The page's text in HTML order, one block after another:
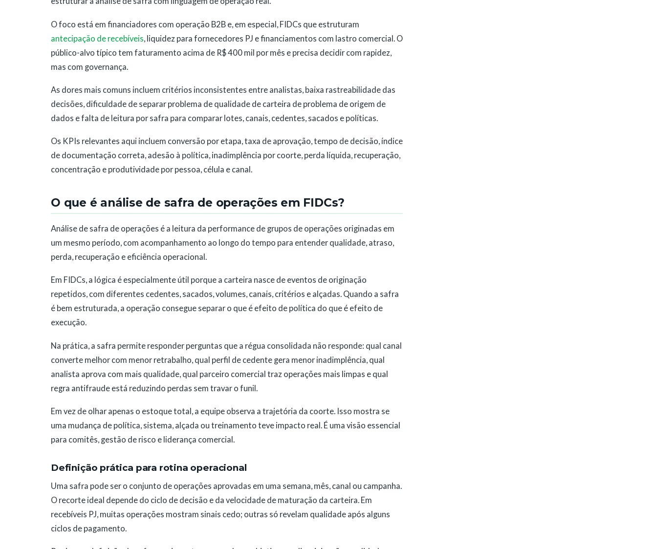
O foco está em financiadores com operação B2B e, em especial, FIDCs que estruturam
antecipação de recebíveis, liquidez para fornecedores PJ e financiamentos com lastro comercial. O
público-alvo típico tem faturamento acima de R$ 400 mil por mês e precisa decidir com rapidez,
mas com governança.
As dores mais comuns incluem critérios inconsistentes entre analistas, baixa rastreabilidade das
decisões, dificuldade de separar problema de qualidade de carteira de problema de origem de
dados e falta de leitura por safra para comparar lotes, canais, cedentes, sacados e políticas.
Os KPIs relevantes aqui incluem conversão por etapa, taxa de aprovação, tempo de decisão, índice
de documentação correta, adesão à política, inadimplência por coorte, perda líquida, recuperação,
concentração e produtividade por pessoa, célula e canal.
O que é análise de safra de operações em FIDCs?
Análise de safra de operações é a leitura da performance de grupos de operações originadas em
um mesmo período, com acompanhamento ao longo do tempo para entender qualidade, atraso,
perda, recuperação e eficiência operacional.
Em FIDCs, a lógica é especialmente útil porque a carteira nasce de eventos de originação
repetidos, com diferentes cedentes, sacados, volumes, canais, critérios e alçadas. Quando a safra
é bem estruturada, a operação consegue separar o que é efeito de política do que é efeito de
execução.
Na prática, a safra permite responder perguntas que a régua consolidada não responde: qual canal
converte melhor com menor retrabalho, qual perfil de cedente gera menor inadimplência, qual
analista aprova com mais qualidade, qual parceiro comercial traz operações mais limpas e qual
regra antifraude está reduzindo perdas sem travar o funil.
Em vez de olhar apenas o estoque total, a equipe observa a trajetória da coorte. Isso mostra se
uma mudança de política, sistema, alçada ou treinamento teve impacto real. É uma visão essencial
para comitês, gestão de risco e liderança comercial.
Definição prática para rotina operacional
Uma safra pode ser o conjunto de operações aprovadas em uma semana, mês, canal ou campanha.
O recorte ideal depende do ciclo de decisão e da velocidade de maturação da carteira. Em
recebíveis PJ, muitas operações mostram sinais cedo; outras só revelam qualidade após alguns
ciclos de pagamento.